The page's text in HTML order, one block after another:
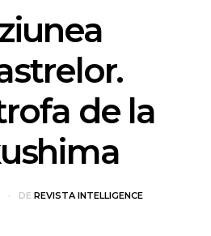
de la
DE REVISTA INTELLIGENCE